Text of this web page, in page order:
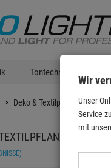
Tontechnik
Deko & Textilpflanzen
Wir
Unser
Service
mit